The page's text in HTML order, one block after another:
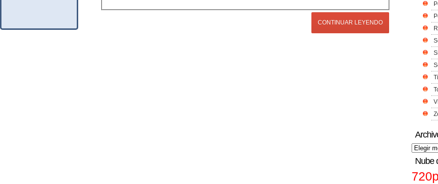
CONTINUAR LEYENDO
Nube